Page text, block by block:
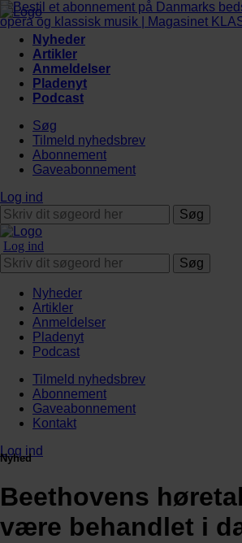
Nyheder
Artikler
Anmeldelser
Pladenyt
Podcast
Søg
Tilmeld nyhedsbrev
Abonnement
Gaveabonnement
Log ind
Søg
Log ind
Søg
Nyheder
Artikler
Anmeldelser
Pladenyt
Podcast
Tilmeld nyhedsbrev
Abonnement
Gaveabonnement
Kontakt
Log ind
Nyhed
Beethovens
være behandlet i